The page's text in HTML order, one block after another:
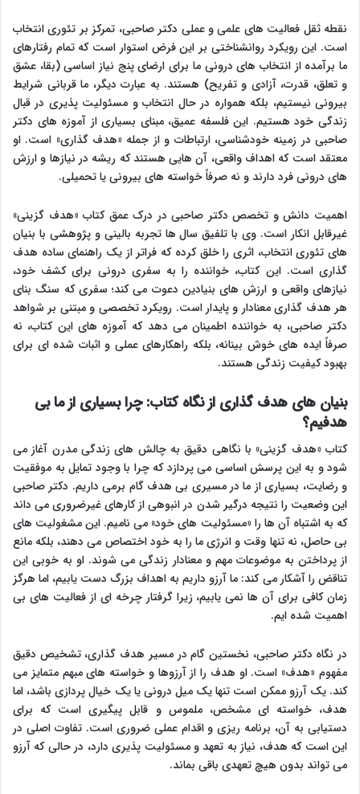
نقطه ثقل فعالیت های علمی و عملی دکتر صاحبی، تمرکز بر تئوری انتخاب
است. این رویکرد روانشناختی بر این فرض استوار است که تمام رفتارهای
ما برآمده از انتخاب های درونی ما برای ارضای پنج نیاز اساسی (بقا، عشق
و تعلق، قدرت، آزادی و تفریح) هستند. به عبارت دیگر، ما قربانی شرایط
بیرونی نیستیم، بلکه همواره در حال انتخاب و مسئولیت پذیری در قبال
زندگی خود هستیم. این فلسفه عمیق، مبنای بسیاری از آموزه های دکتر
صاحبی در زمینه خودشناسی، ارتباطات و از جمله «هدف گذاری» است. او
معتقد است که اهداف واقعی، آن هایی هستند که ریشه در نیازها و ارزش
های درونی فرد دارند و نه صرفاً خواسته های بیرونی یا تحمیلی.
اهمیت دانش و تخصص دکتر صاحبی در درک عمق کتاب «هدف گزینی»
غیرقابل انکار است. وی با تلفیق سال ها تجربه بالینی و پژوهشی با بنیان
های تئوری انتخاب، اثری را خلق کرده که فراتر از یک راهنمای ساده هدف
گذاری است. این کتاب، خواننده را به سفری درونی برای کشف خود،
نیازهای واقعی و ارزش های بنیادین دعوت می کند؛ سفری که سنگ بنای
هر هدف گذاری معنادار و پایدار است. رویکرد تخصصی و مبتنی بر شواهد
دکتر صاحبی، به خواننده اطمینان می دهد که آموزه های این کتاب، نه
صرفاً ایده های خوش بینانه، بلکه راهکارهای عملی و اثبات شده ای برای
بهبود کیفیت زندگی هستند.
بنیان های هدف گذاری از نگاه کتاب: چرا بسیاری از ما بی
هدفیم؟
کتاب «هدف گزینی» با نگاهی دقیق به چالش های زندگی مدرن آغاز می
شود و به این پرسش اساسی می پردازد که چرا با وجود تمایل به موفقیت
و رضایت، بسیاری از ما در مسیری بی هدف گام برمی داریم. دکتر صاحبی
این وضعیت را نتیجه درگیر شدن در انبوهی از کارهای غیرضروری می داند
که به اشتباه آن ها را «مسئولیت های خود» می نامیم. این مشغولیت های
بی حاصل، نه تنها وقت و انرژی ما را به خود اختصاص می دهند، بلکه مانع
از پرداختن به موضوعات مهم و معنادار زندگی می شوند. او به خوبی این
تناقض را آشکار می کند: ما آرزو داریم به اهداف بزرگ دست یابیم، اما هرگز
زمان کافی برای آن ها نمی یابیم، زیرا گرفتار چرخه ای از فعالیت های بی
اهمیت شده ایم.
در نگاه دکتر صاحبی، نخستین گام در مسیر هدف گذاری، تشخیص دقیق
مفهوم «هدف» است. او هدف را از آرزوها و خواسته های مبهم متمایز می
کند. یک آرزو ممکن است تنها یک میل درونی یا یک خیال پردازی باشد، اما
هدف، خواسته ای مشخص، ملموس و قابل پیگیری است که برای
دستیابی به آن، برنامه ریزی و اقدام عملی ضروری است. تفاوت اصلی در
این است که هدف، نیاز به تعهد و مسئولیت پذیری دارد، در حالی که آرزو
می تواند بدون هیچ تعهدی باقی بماند.